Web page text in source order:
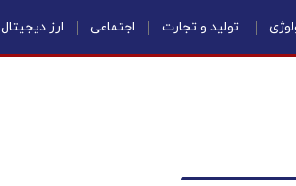
تولید و تجارت اجتماعی ارز دیجیتال